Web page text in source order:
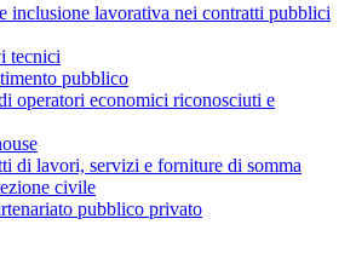
inclusione lavorativa nei contratti pubblici
tecnici
pubblico
operatori economici riconosciuti e
di lavori, servizi e forniture di somma
civile
pubblico privato